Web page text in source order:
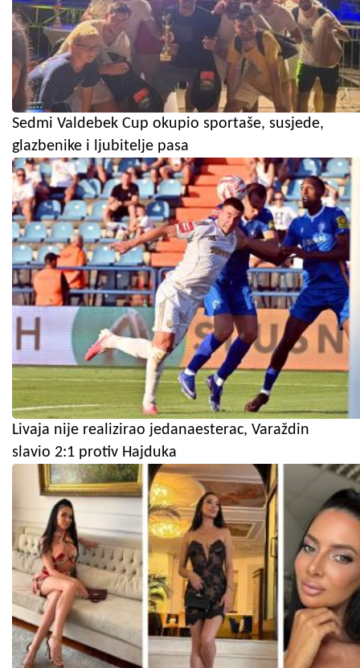
Sedmi Valdebek Cup okupio sportaše, susjede,
glazbenike i ljubitelje pasa
Livaja nije realizirao jedanaesterac, Varaždin
slavio 2:1 protiv Hajduka